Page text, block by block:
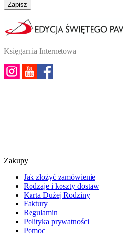
Zapisz
Księgarnia Internetowa
Zakupy
Jak złożyć zamówienie
Rodzaje i koszty dostaw
Karta Dużej Rodziny
Faktury
Regulamin
Polityka prywatności
Pomoc